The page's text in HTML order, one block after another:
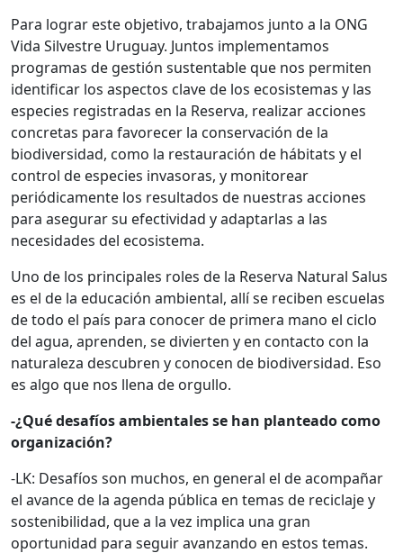
Para lograr este objetivo, trabajamos junto a la ONG
Vida Silvestre Uruguay. Juntos implementamos
programas de gestión sustentable que nos permiten
identificar los aspectos clave de los ecosistemas y las
especies registradas en la Reserva, realizar acciones
concretas para favorecer la conservación de la
biodiversidad, como la restauración de hábitats y el
control de especies invasoras, y monitorear
periódicamente los resultados de nuestras acciones
para asegurar su efectividad y adaptarlas a las
necesidades del ecosistema.
Uno de los principales roles de la Reserva Natural Salus
es el de la educación ambiental, allí se reciben escuelas
de todo el país para conocer de primera mano el ciclo
del agua, aprenden, se divierten y en contacto con la
naturaleza descubren y conocen de biodiversidad. Eso
es algo que nos llena de orgullo.
-¿Qué desafíos ambientales se han planteado como
organización?
-LK: Desafíos son muchos, en general el de acompañar
el avance de la agenda pública en temas de reciclaje y
sostenibilidad, que a la vez implica una gran
oportunidad para seguir avanzando en estos temas.